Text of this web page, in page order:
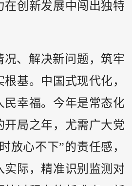
在创新发展中闯出独特
况、解决新问题，筑牢
基。中国式现代化，
民幸福。今年是常态化
开局之年，尤需广大党
放心不下”的责任感，
实际，精准识别监测对